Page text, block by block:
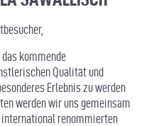
kommende
Qualität und
Erlebnis zu werden
werden wir uns gemeinsam
renommierten